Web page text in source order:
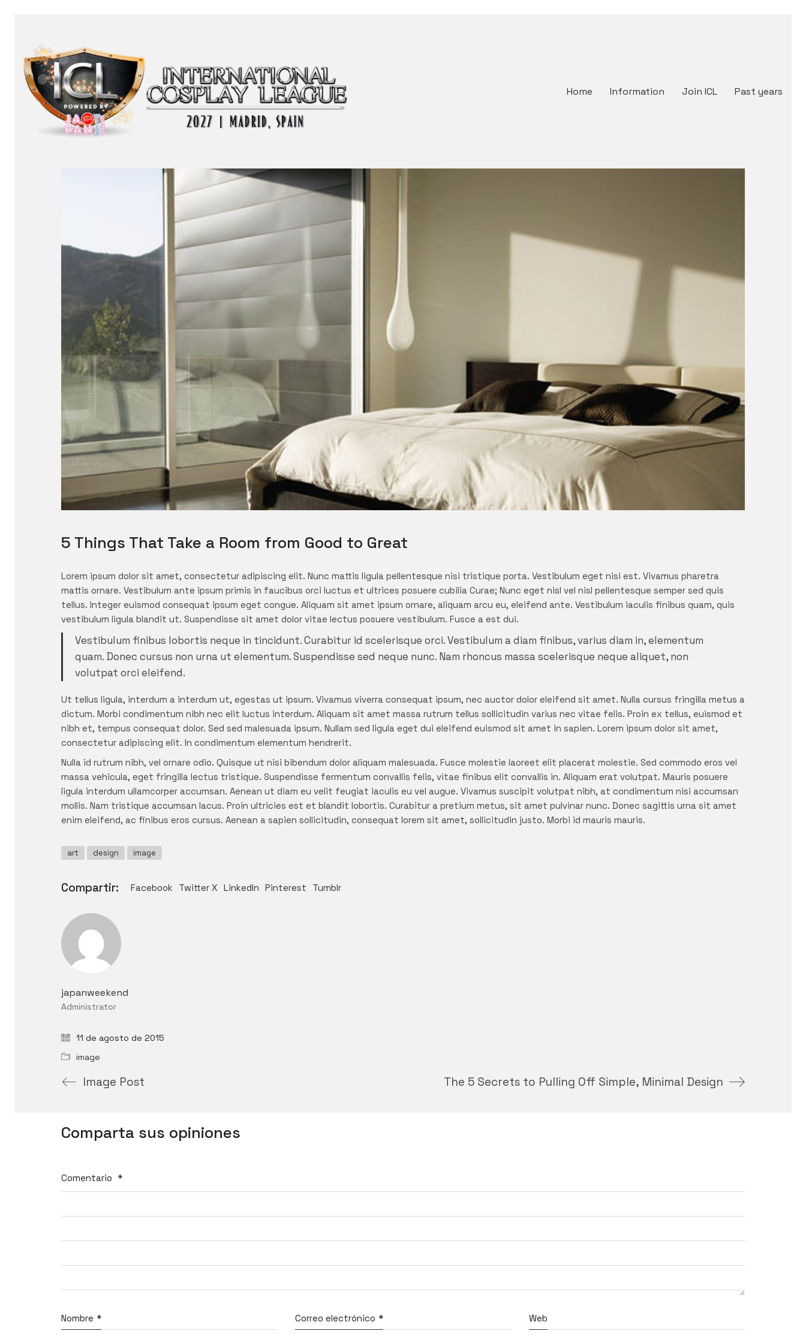
Home Information Join ICL Past years
5 Things That Take a Room from Good to Great
Lorem ipsum dolor sit amet, consectetur adipiscing elit. Nunc mattis ligula pellentesque nisi tristique porta. Vestibulum eget nisi est. Vivamus pharetra
mattis ornare. Vestibulum ante ipsum primis in faucibus orci luctus et ultrices posuere cubilia Curae; Nunc eget nisl vel nisl pellentesque semper sed quis
tellus. Integer euismod consequat ipsum eget congue. Aliquam sit amet ipsum ornare, aliquam arcu eu, eleifend ante. Vestibulum iaculis finibus quam, quis
vestibulum ligula blandit ut. Suspendisse sit amet dolor vitae lectus posuere vestibulum. Fusce a est dui.
Vestibulum finibus lobortis neque in tincidunt. Curabitur id scelerisque orci. Vestibulum a diam finibus, varius diam in, elementum
quam. Donec cursus non urna ut elementum. Suspendisse sed neque nunc. Nam rhoncus massa scelerisque neque aliquet, non
volutpat orci eleifend.
Ut tellus ligula, interdum a interdum ut, egestas ut ipsum. Vivamus viverra consequat ipsum, nec auctor dolor eleifend sit amet. Nulla cursus fringilla metus a
dictum. Morbi condimentum nibh nec elit luctus interdum. Aliquam sit amet massa rutrum tellus sollicitudin varius nec vitae felis. Proin ex tellus, euismod et
nibh et, tempus consequat dolor. Sed sed malesuada ipsum. Nullam sed ligula eget dui eleifend euismod sit amet in sapien. Lorem ipsum dolor sit amet,
consectetur adipiscing elit. In condimentum elementum hendrerit.
Nulla id rutrum nibh, vel ornare odio. Quisque ut nisi bibendum dolor aliquam malesuada. Fusce molestie laoreet elit placerat molestie. Sed commodo eros vel
massa vehicula, eget fringilla lectus tristique. Suspendisse fermentum convallis felis, vitae finibus elit convallis in. Aliquam erat volutpat. Mauris posuere
ligula interdum ullamcorper accumsan. Aenean ut diam eu velit feugiat iaculis eu vel augue. Vivamus suscipit volutpat nibh, at condimentum nisi accumsan
mollis. Nam tristique accumsan lacus. Proin ultricies est et blandit lobortis. Curabitur a pretium metus, sit amet pulvinar nunc. Donec sagittis urna sit amet
enim eleifend, ac finibus eros cursus. Aenean a sapien sollicitudin, consequat lorem sit amet, sollicitudin justo. Morbi id mauris mauris.
art design image
Compartir: Facebook Twitter X LinkedIn Pinterest Tumblr
japanweekend
Administrator
11 de agosto de 2015
image
Image Post The 5 Secrets to Pulling Off Simple, Minimal Design
Comparta sus opiniones
Comentario *
Nombre * Correo electrónico * Web